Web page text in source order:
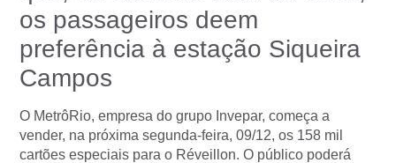
os passageiros deem
preferência à estação Siqueira
Campos
O MetrôRio, empresa do grupo Invepar, começa a
vender, na próxima segunda-feira, 09/12, os 158 mil
cartões especiais para o Réveillon. O público poderá